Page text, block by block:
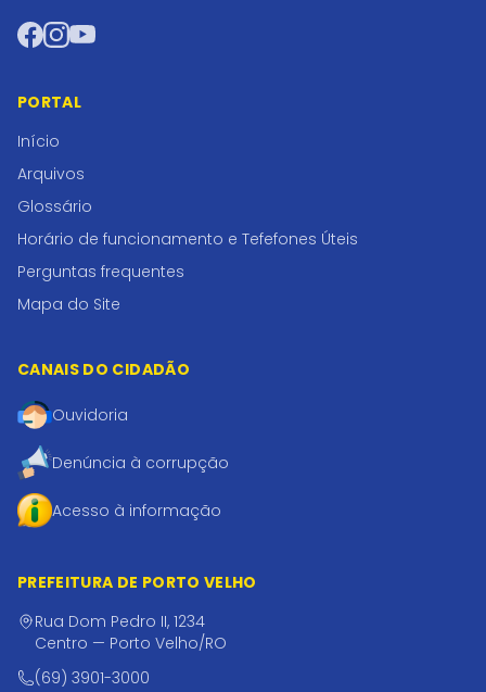
Facebook
Instagram
YouTube
PORTAL
Início
Arquivos
Glossário
Horário de funcionamento e Tefefones Úteis
Perguntas frequentes
Mapa do Site
CANAIS DO CIDADÃO
Ouvidoria
Denúncia à corrupção
Acesso à informação
PREFEITURA DE PORTO VELHO
Rua Dom Pedro II, 1234
Centro — Porto Velho/RO
(69) 3901-3000